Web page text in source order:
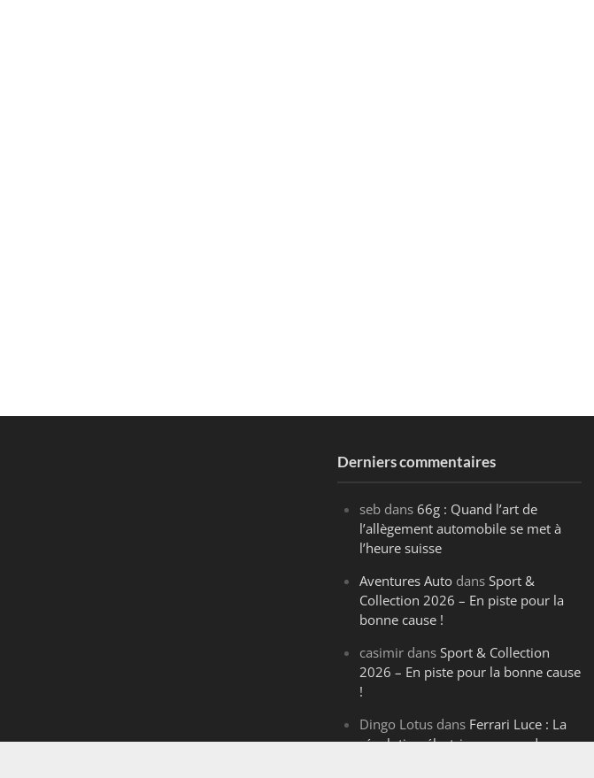
Derniers commentaires
seb dans66g : Quand l’art de
l’allègement automobile se met à
l’heure suisse
Aventures Auto dansSport &
Collection 2026 – En piste pour la
bonne cause !
casimir dansSport & Collection
2026 – En piste pour la bonne cause
!
Dingo Lotus dans Ferrari Luce : La
révolution électrique venue de